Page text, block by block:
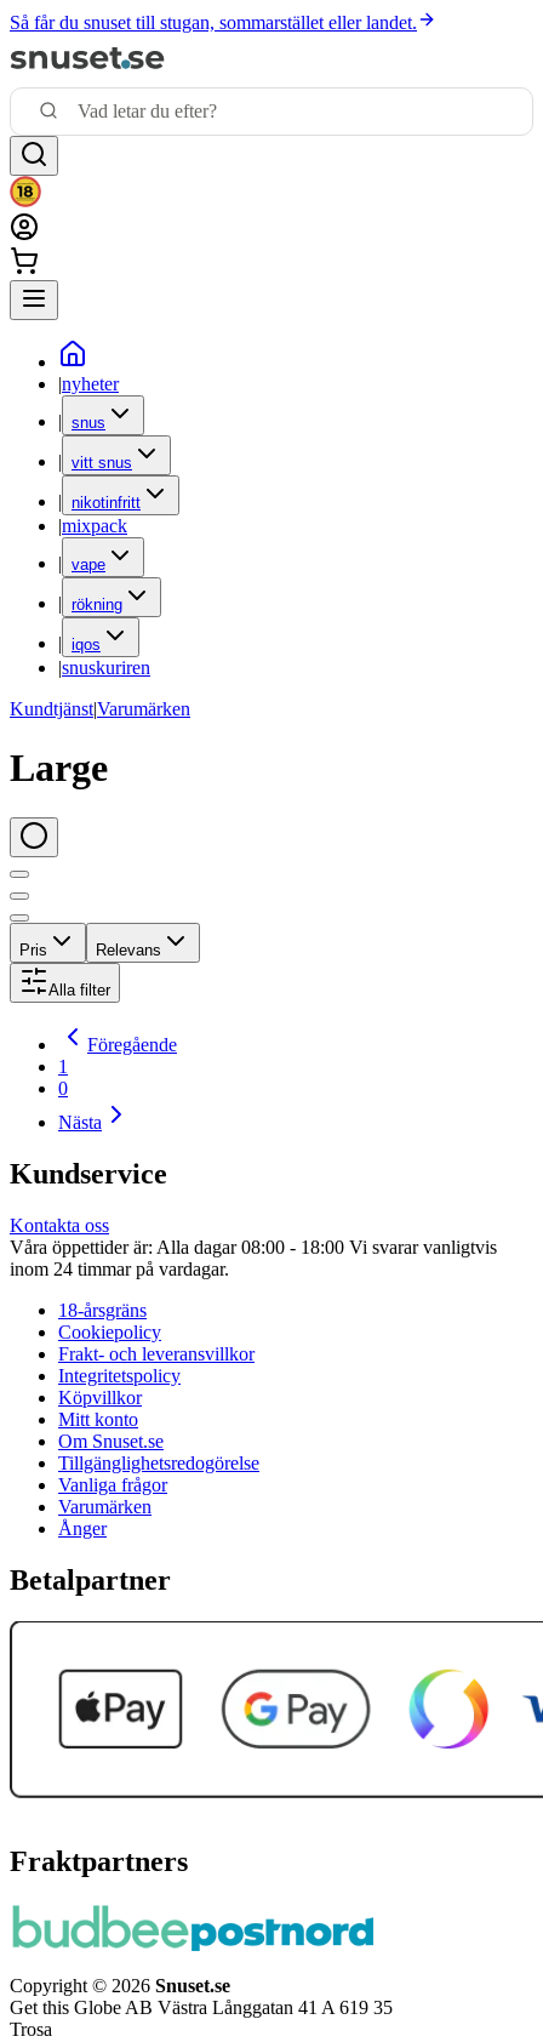
Så får du snuset till stugan, sommarstället eller landet.
|nyheter
| snus
| vitt snus
| nikotinfritt
|mixpack
| vape
| rökning
| iqos
|snuskuriren
Kundtjänst|Varumärken
Large
Pris Relevans
Alla filter
Föregående
1
0
Nästa
Kundservice
Kontakta oss
Våra öppettider är: Alla dagar 08:00 - 18:00 Vi svarar vanligtvis
inom 24 timmar på vardagar.
18-årsgräns
Cookiepolicy
Frakt- och leveransvillkor
Integritetspolicy
Köpvillkor
Mitt konto
Om Snuset.se
Tillgänglighetsredogörelse
Vanliga frågor
Varumärken
Ånger
Betalpartner
Fraktpartners
Copyright © 2026 Snuset.se
Get this Globe AB Västra Långgatan 41 A 619 35
Trosa